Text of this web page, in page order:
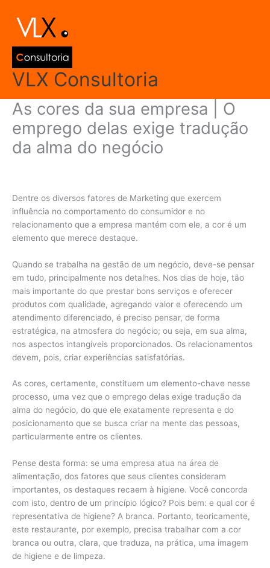
para
conteúdo
VLX Consultoria
As cores da sua empresa | O
emprego delas exige tradução
da alma do negócio
Dentre os diversos fatores de Marketing que exercem
influência no comportamento do consumidor e no
relacionamento que a empresa mantém com ele, a cor é um
elemento que merece destaque.
Quando se trabalha na gestão de um negócio, deve-se pensar
em tudo, principalmente nos detalhes. Nos dias de hoje, tão
mais importante do que prestar bons serviços e oferecer
produtos com qualidade, agregando valor e oferecendo um
atendimento diferenciado, é preciso pensar, de forma
estratégica, na atmosfera do negócio; ou seja, em sua alma,
nos aspectos intangíveis proporcionados. Os relacionamentos
devem, pois, criar experiências satisfatórias.
As cores, certamente, constituem um elemento-chave nesse
processo, uma vez que o emprego delas exige tradução da
alma do negócio, do que ele exatamente representa e do
posicionamento que se busca criar na mente das pessoas,
particularmente entre os clientes.
Pense desta forma: se uma empresa atua na área de
alimentação, dos fatores que seus clientes consideram
importantes, os destaques recaem à higiene. Você concorda
com isto, dentro de um princípio lógico? Pois bem: e qual cor é
representativa de higiene? A branca. Portanto, teoricamente,
este restaurante, por exemplo, precisa trabalhar com a cor
branca ou outra, clara, que traduza, na prática, uma imagem
de higiene e de limpeza.